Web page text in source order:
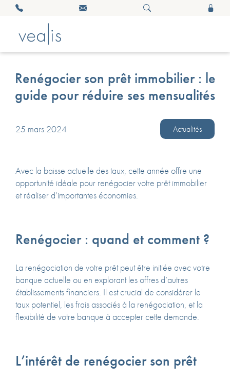
Renégocier son prêt immobilier : le
guide pour réduire ses mensualités
25 mars 2024 Actualités
Avec la baisse actuelle des taux, cette année offre une
opportunité idéale pour renégocier votre prêt immobilier
et réaliser d’importantes économies.
Renégocier : quand et comment ?
La renégociation de votre prêt peut être initiée avec votre
banque actuelle ou en explorant les offres d’autres
établissements financiers. Il est crucial de considérer le
taux potentiel, les frais associés à la renégociation, et la
flexibilité de votre banque à accepter cette demande.
L’intérêt de renégocier son prêt